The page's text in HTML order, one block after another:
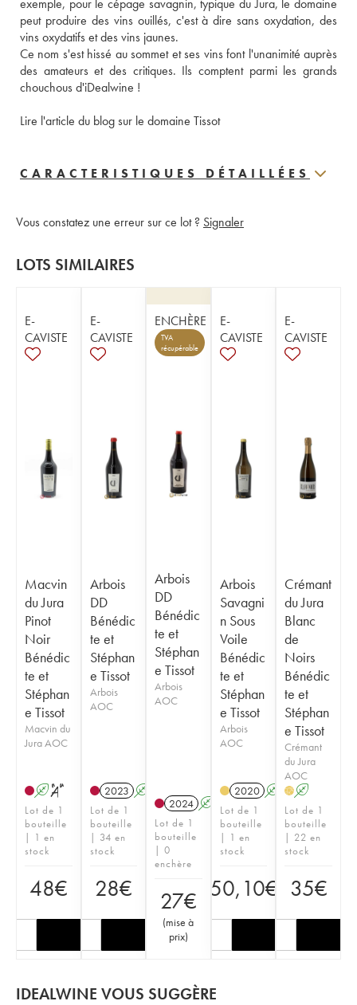
exemple, pour le cépage savagnin, typique du Jura, le domaine
peut produire des vins ouillés, c'est à dire sans oxydation, des
vins oxydatifs et des vins jaunes.
Ce nom s'est hissé au sommet et ses vins font l'unanimité auprès
des amateurs et des critiques. Ils comptent parmi les grands
chouchous d'iDealwine !
Lire l'article du blog sur le domaine Tissot
CARACTERISTIQUES DÉTAILLÉES
Vous constatez une erreur sur ce lot ? Signaler
LOTS SIMILAIRES
E-
CAVISTE
Macvin
du Jura
Pinot
Noir
Bénédic
te et
Stéphan
e Tissot
Macvin du
Jura AOC
A S
Lot de 1
bouteille
| 1 en
stock
48€
E-
CAVISTE
Arbois
DD
Bénédic
te et
Stéphan
e Tissot
Arbois
AOC
2023 A
Lot de 1
bouteille
| 34 en
stock
28€
ENCHÈRE
TVA
récupérable
Arbois
DD
Bénédic
te et
Stéphan
e Tissot
Arbois
AOC
2024 A S
Lot de 1
bouteille
| 0
enchère
27€
(mise à
prix)
E-
CAVISTE
Arbois
Savagni
n Sous
Voile
Bénédic
te et
Stéphan
e Tissot
Arbois
AOC
2020 A
Lot de 1
bouteille
| 1 en
stock
50,10€
E-
CAVISTE
Crémant
du Jura
Blanc
de
Noirs
Bénédic
te et
Stéphan
e Tissot
Crémant
du Jura
AOC
H A
Lot de 1
bouteille
| 22 en
stock
35€
IDEALWINE VOUS SUGGÈRE